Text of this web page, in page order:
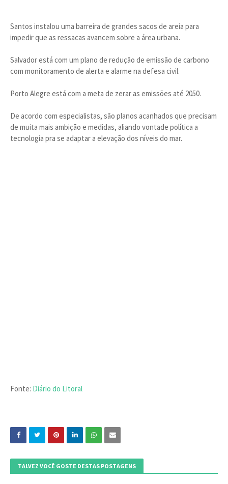
Santos instalou uma barreira de grandes sacos de areia para
impedir que as ressacas avancem sobre a área urbana.
Salvador está com um plano de redução de emissão de carbono
com monitoramento de alerta e alarme na defesa civil.
Porto Alegre está com a meta de zerar as emissões até 2050.
De acordo com especialistas, são planos acanhados que precisam
de muita mais ambição e medidas, aliando vontade política a
tecnologia pra se adaptar a elevação dos níveis do mar.
Fonte: Diário do Litoral
TALVEZ VOCÊ GOSTE DESTAS POSTAGENS